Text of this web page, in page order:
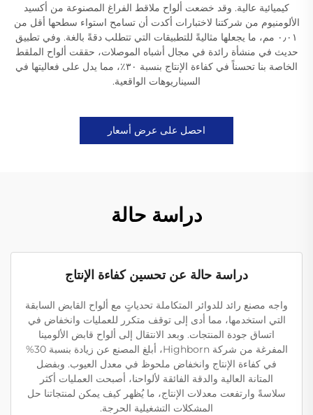
كيميائية عالية. وقد خضعت ألواح ملاقط الفراغ المصنوعة من أكسيد
الألومنيوم من شركتنا لاختبارات أكدت أن تسامح استواء سطحها أقل من
٠٫٠١ مم، ما يجعلها مثاليةً للتطبيقات التي تتطلب دقةً بالغة. وفي تطبيق
حديث في منشأة رائدة في مجال أشباه الموصلات، حققت ألواح الملقط
الخاصة بنا تحسناً في كفاءة الإنتاج بنسبة ٣٠٪، مما يدل على فعاليتها في
السيناريوهات الواقعية.
احصل على عرض أسعار
دراسة حالة
دراسة حالة عن تحسين كفاءة الإنتاج
واجه مصنع رائد للدوائر المتكاملة تحدياتٍ مع ألواح القابض السابقة
التي استخدمها، مما أدى إلى توقف متكرر للعمليات وانخفاض في
اتساق جودة المنتجات. وبعد الانتقال إلى ألواح قابض الألومينا
المفرغة من شركة Highborn، أبلغ المصنع عن زيادة بنسبة 30%
في كفاءة الإنتاج وانخفاض ملحوظ في معدل العيوب. وبفضل
المتانة العالية والدقة الفائقة لألواحنا، أصبحت العمليات أكثر
سلاسةً وارتفعت معدلات الإنتاج، ما يُظهر كيف يمكن لمنتجاتنا حل
المشكلات التشغيلية الحرجة.